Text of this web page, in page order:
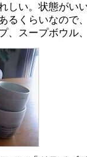
しい。状態がい
るくらいなので
、スープボウル